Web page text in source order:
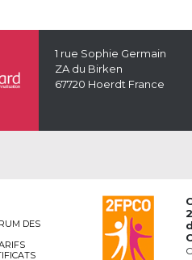
1 rue Sophie Germain
ZA du Birken
67720 Hoerdt France
DES